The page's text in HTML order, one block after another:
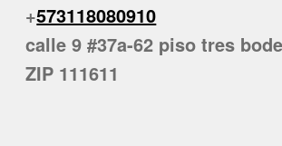
+573118080910
calle 9 #37a-62 piso tres
ZIP 111611